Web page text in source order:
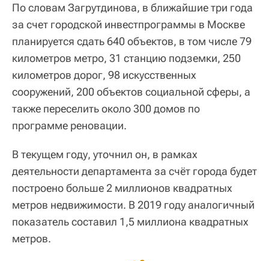
По словам Загрутдинова, в ближайшие три года
за счет городской инвестпрограммы в Москве
планируется сдать 640 объектов, в том числе 79
километров метро, 31 станцию подземки, 250
километров дорог, 98 искусственных
сооружений, 200 объектов социальной сферы, а
также переселить около 300 домов по
программе реновации.
В текущем году, уточнил он, в рамках
деятельности департамента за счёт города будет
построено больше 2 миллионов квадратных
метров недвижимости. В 2019 году аналогичный
показатель составил 1,5 миллиона квадратных
метров.